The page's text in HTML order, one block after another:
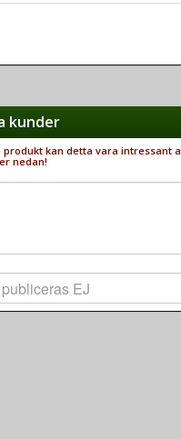
kunder
kan detta vara intressant
nedan!